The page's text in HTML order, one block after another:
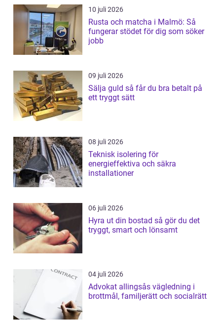
10 juli 2026
Rusta och matcha i Malmö: Så
fungerar stödet för dig som söker
jobb
09 juli 2026
Sälja guld så får du bra betalt på
ett tryggt sätt
08 juli 2026
Teknisk isolering för
energieffektiva och säkra
installationer
06 juli 2026
Hyra ut din bostad så gör du det
tryggt, smart och lönsamt
04 juli 2026
Advokat allingsås vägledning i
brottmål, familjerätt och socialrätt